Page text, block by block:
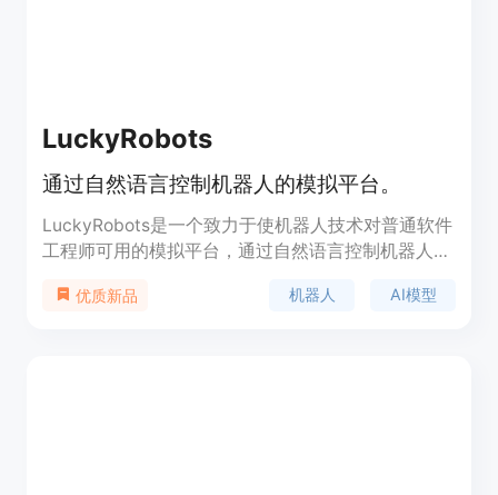
LuckyRobots
通过自然语言控制机器人的模拟平台。
LuckyRobots是一个致力于使机器人技术对普通软件
工程师可用的模拟平台，通过自然语言控制机器人执
环境、物理模拟和多摄像头输入，支持用户部署和测
优质新品 机器人 AI模型